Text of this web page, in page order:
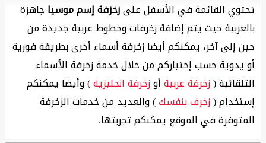
تحتوي القائمة في الأسفل علىزخزفة إسم موسيا جاهزة
بالعربية حيث يتم إضافة زخرفات وخطوط عربية جديدة من
حين إلى آخر، يمكنكم أيضا زخرفة أسماء أخرى بطريقة فورية
أو يدوية حسب إختياركم من خلال خدمة زخرفة الأسماء
التلقائية (زخرفة عربيةأوزخرفة انجليزية) وأيضا يمكنكم
إستخدام (زخرف بنفسك) والعديد من خدمات الزخرفة
المتوفرة في الموقع يمكنكم تجربتها.